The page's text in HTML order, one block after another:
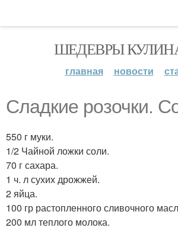
ШЕДЕВРЫ
главная новости
Сладкие розочки.
550 г муки.
1/2 Чайной ложки соли.
70 г сахара.
1 ч. л сухих дрожжей.
2 яйца.
100 гр растопленного сливочного
200 мл теплого молока.